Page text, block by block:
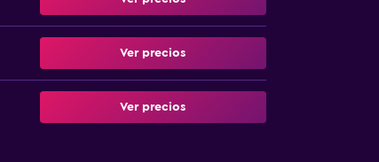
Ver precios
Ver precios